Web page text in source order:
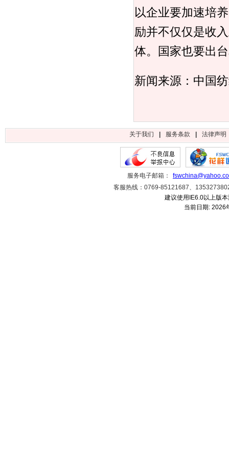
以企业要加速培
励并不仅仅是收
体。国家也要出
新闻来源：中国
关于我们 服务条款 法律声明
服务电子邮箱：
客服热线：0769-85121687、
建议使用IE6.0以上版
当前日期: 2026